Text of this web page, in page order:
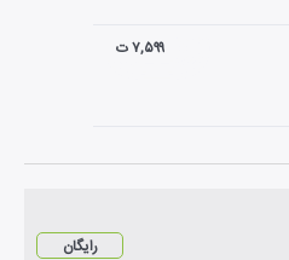
۷,۵۹۹ ت
رایگان